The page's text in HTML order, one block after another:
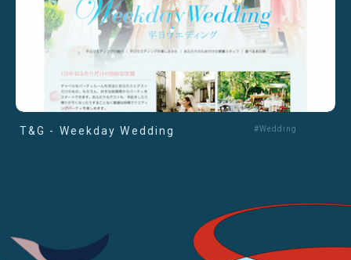
T&G - Weekday Wedding #Wedding